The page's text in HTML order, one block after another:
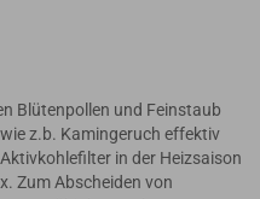
Blütenpollen und Feinstaub
z.b. Kamingeruch effektiv
in der Heizsaison
Zum Abscheiden von